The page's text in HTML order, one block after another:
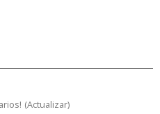
(Actualizar)